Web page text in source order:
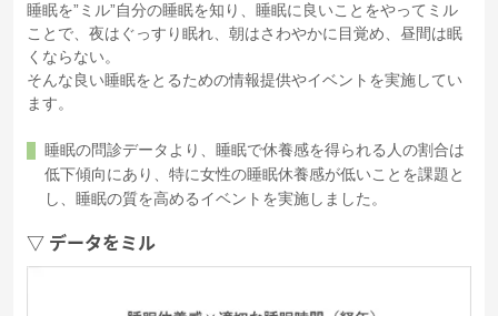
睡眠を”ミル”自分の睡眠を知り、睡眠に良いことをやってミル
ことで、夜はぐっすり眠れ、朝はさわやかに目覚め、昼間は眠
くならない。
そんな良い睡眠をとるための情報提供やイベントを実施してい
ます。
睡眠の問診データより、睡眠で休養感を得られる人の割合は
低下傾向にあり、特に女性の睡眠休養感が低いことを課題と
し、睡眠の質を高めるイベントを実施しました。
▽ データをミル